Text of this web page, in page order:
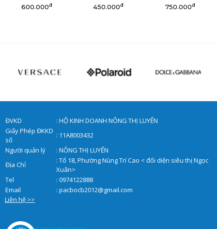
600.000đ 450.000đ 750.000đ
ĐVKD
: HỘ KINH DOANH NÔNG THỊ LUYẾN
Giấy Phép ĐKKD
số
: 11A8003432
Người quản lý
: NÔNG THỊ LUYẾN
Địa Chỉ
: Tổ 18, Phường Nùng Trí Cao < đối diện siêu thị Ngọc
Xuân>
Tel
: 0974122888
Email
: pacbocb2012@gmail.com
Liên hệ >>